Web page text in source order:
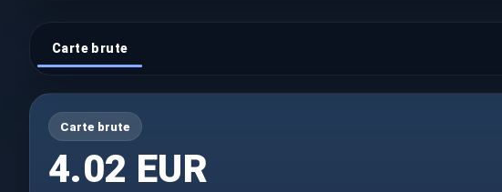
Carte brute
Carte brute
4.02 EUR